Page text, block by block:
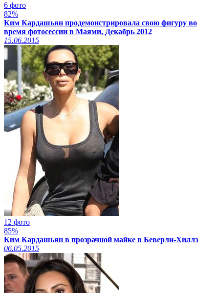
6 фото
82%
Ким Кардашьян продемонстрировала свою фигуру во
время фотосессии в Маями, Декабрь 2012
15.06.2015
12 фото
85%
Ким Кардашьян в прозрачной майке в Беверли-Хиллз
06.05.2015